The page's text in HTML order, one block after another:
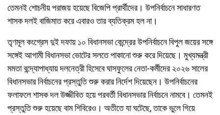
তেমনই শোচনীয় পরাজয় হয়েছে বিজেপি প্রার্থীদের। উপনির্বাচনে সাধারণত
শাসক দলই বাজিমাত করে এবারও তার ব্যতিক্রম হল না।
তৃণমূল কংগ্রেস দুই দফায় ১০ বিধানসভা কেন্দ্রের উপনির্বাচনে বিপুল জয়ের সঙ্গে
সঙ্গেই আগামী বিধানসভা ভোটের সলতে পাকানো শুরু করে দিয়েছে। মুখ্যমন্ত্রী
মমতা বন্দ্যোপাধ্যায় দলনেত্রী হিসেবে ঘাসফুলের নেতা-কর্মীদের ২০২৬ সালের
বিধানসভার নির্বাচনের প্রস্তুতি শুরু করার নির্দেশ দিয়েছেন। উপনির্বাচনের
ফলাফলে শাসক দল উজ্জীবিত হয়ে পরবর্তী বিধানসভার নির্বাচনে নামবে। তেমনই
প্রস্তুতি শুরু হয়েছে বাম শিবিরেও। অতীতে যা ঘটেছে, তাকে ভুলে গিয়ে